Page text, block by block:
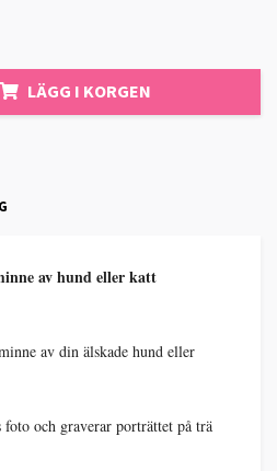
LÄGG I KORGEN
av hund eller katt
av din älskade hund eller
och graverar porträttet på trä